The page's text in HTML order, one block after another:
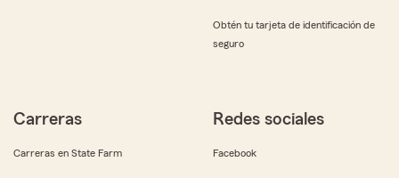
Obtén tu tarjeta de identificación de
seguro
Carreras
Carreras en State Farm
Redes sociales
Facebook